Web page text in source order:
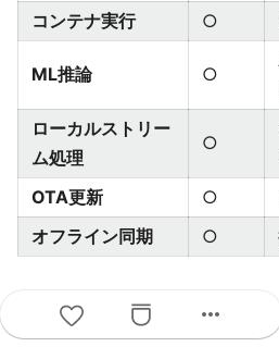
コンテナ実行 ○
ML推論 ○
ローカルストリー
ム処理
○
OTA更新
○
オフライン同期
○
more_horiz